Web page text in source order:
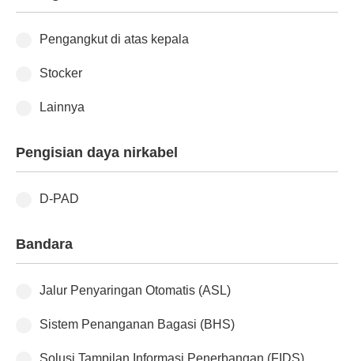
Pengangkut di atas kepala
Stocker
Lainnya
Pengisian daya nirkabel
D-PAD
Bandara
Jalur Penyaringan Otomatis (ASL)
Sistem Penanganan Bagasi (BHS)
Solusi Tampilan Informasi Penerbangan (FIDS)